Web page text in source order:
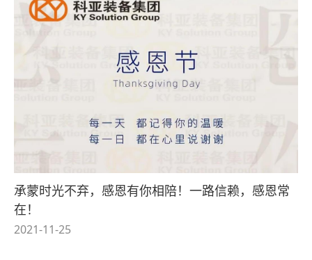
承蒙时光不弃，感恩有你相陪！一路信赖，感恩常
在！
2021-11-25